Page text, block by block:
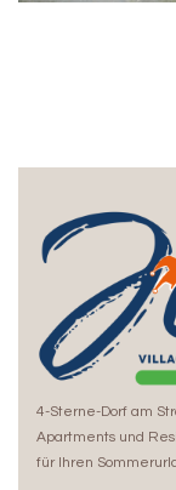
4-Sterne-Dorf am
Apartments und
für Ihren